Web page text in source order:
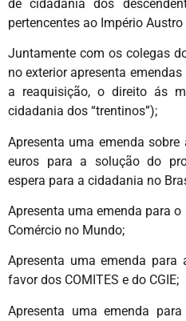
de cidadania dos
pertencentes ao Império
Juntamente com os colegas
no exterior apresenta
a reaquisição, o direito ás
cidadania dos “trentinos”);
Apresenta uma emenda
euros para a solução do
espera para a cidadania no
Apresenta uma emenda para
Comércio no Mundo;
Apresenta uma emenda para
favor dos COMITES e do CGIE;
Apresenta uma emenda